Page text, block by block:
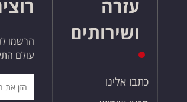
עזרה
ושירותים
כתבו אלינו
הרשמו
עולם